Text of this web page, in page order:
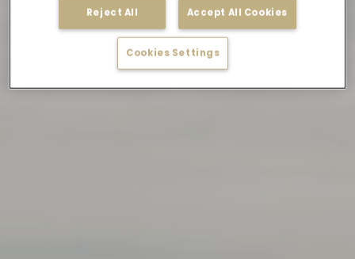
Reject All Accept All Cookies
Cookies Settings